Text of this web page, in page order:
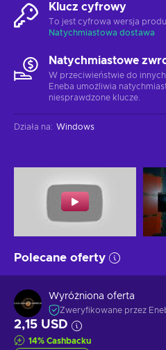
Klucz cyfrowy
To jest cyfrowa wersja
Natychmiastowa dostawa
Natychmiastowe
W przeciwieństwie do
Eneba umożliwia
niesprawdzone klucze.
Działa na: Windows
Polecane oferty
Wyróżniona oferta
Zweryfikowane przez
2,15 USD
14% Cashbacku